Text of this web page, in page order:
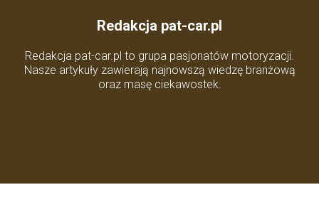
Redakcja pat-car.pl
Redakcja pat-car.pl to grupa pasjonatów motoryzacji.
Nasze artykuły zawierają najnowszą wiedzę branżową
oraz masę ciekawostek.